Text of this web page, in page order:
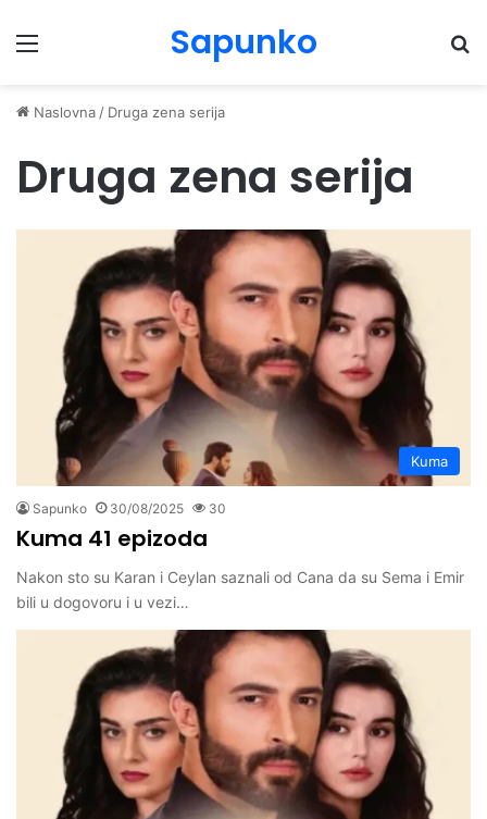
Menu Sapunko
Naslovna / Druga zena serija
Druga zena serija
Kuma
Sapunko 30/08/2025 30
Kuma 41 epizoda
Nakon sto su Karan i Ceylan saznali od Cana da su Sema i Emir
bili u dogovoru i u vezi…